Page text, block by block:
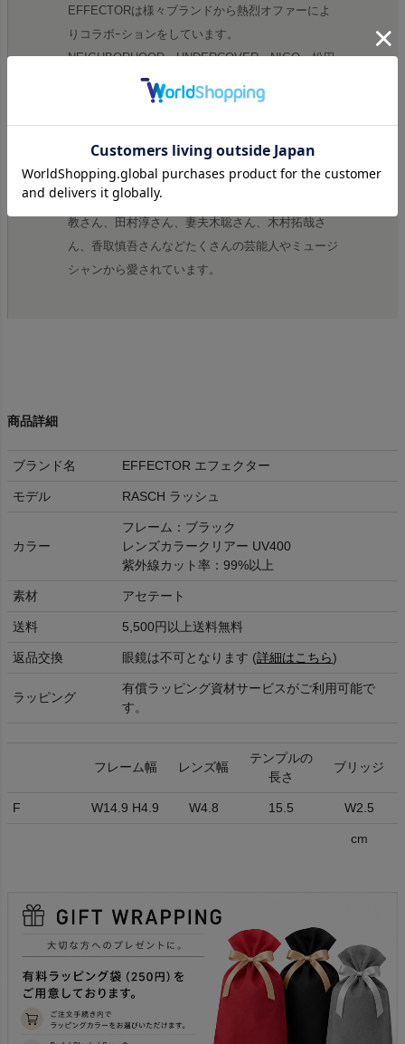
EFFECTORは様々ブランドから熱烈オファーによ
りコラボｰションをしています。
NEIGHBORHOOD・UNDERCOVER・NIGO・松田
様々な芸能人から愛される眼鏡
fuzzモデル愛用する布袋寅泰さんは「コステロやバ
グルスみたいなNEW WAVEな気分になれるのがい
い。」と語っています。また宮川大輔さん、西川貴
教さん、田村淳さん、妻夫木聡さん、木村拓哉さ
ん、香取慎吾さんなどたくさんの芸能人やミュージ
シャンから愛されています。
商品詳細
ブランド名 EFFECTOR エフェクター
モデル RASCH ラッシュ
カラー
フレーム：ブラック
レンズカラークリアー UV400
紫外線カット率：99%以上
素材 アセテート
送料 5,500円以上送料無料
返品交換 眼鏡は不可となります (詳細はこちら)
ラッピング
有償ラッピング資材サービスがご利用可能で
す。
フレーム幅 レンズ幅
テンプルの
長さ
ブリッジ
F W14.9 H4.9 W4.8 15.5 W2.5
cm